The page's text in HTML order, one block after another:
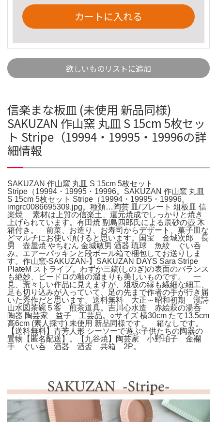
カートに入れる
欲しいものリストに追加
信楽まな板皿 (未使用 新品同様)
SAKUZAN 作山窯 丸皿 S 15cm 5枚セッ
ト Stripe（19994・19995・19996の詳
細情報
SAKUZAN 作山窯 丸皿 S 15cm 5枚セット
Stripe（19994・19995・19996。SAKUZAN 作山窯 丸皿
S 15cm 5枚セット Stripe（19994・19995・19996。
imgrc0086695309.jpg。種類…陶芸 皿/プレート 俎板皿 信
楽焼 素材は上質の信楽土、還元焼成でしっかりと焼き
上げられています。有田焼 副島四郎氏による辰砂の壺 木
箱付き。 前菜、お造り、お寿司からデザート、菓子皿な
どマルチにお使い頂けると思います。国宝 金城次郎 長
男 壺屋焼 やちむん 金城敏男 酒器 琉球 魚紋 ぐい呑
み。エアーパッキンと段ボール箱で梱包してお送りしま
す。作山窯-SAKUZAN-】SAKUZAN DAYS Sara Stripe
PlateM ストライプ。わずか三鎬(しのぎ)の表面のバランス
も絶妙、ビードロの釉の溜まりも美しいものです。 一
見、荒々しい作品に見えますが、俎板の縁も繊細な細工、
足も切り込みが入っていて、足の先まで作者の手が行き届
いた秀作だと思います。送料無料 大正～昭和初期 漢詩
山水図茶碗５客 煎茶道具。吉川心水造 赤絵萩の湯呑
陶器 陶芸家 益子 工芸品。○サイズ 横30cm たて13.5cm
高6cm (素人採寸) 未使用 新品同様です。 箱なしです。
【送料無料】青芳人形 シーソーで遊ぶ子供たちの陶器の
置物【匿名配送】。【九谷焼】陶芸家 小野珀子 金襴
手 ぐい呑 酒器 酒盃 共箱 2P。